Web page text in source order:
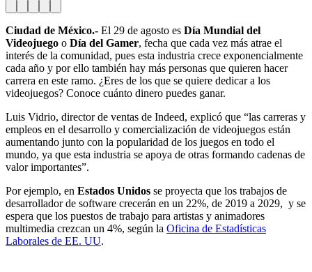
Ciudad de México.- El 29 de agosto es Día Mundial del
Videojuego o Día del Gamer, fecha que cada vez más atrae el
interés de la comunidad, pues esta industria crece exponencialmente
cada año y por ello también hay más personas que quieren hacer
carrera en este ramo. ¿Eres de los que se quiere dedicar a los
videojuegos? Conoce cuánto dinero puedes ganar.
Luis Vidrio, director de ventas de Indeed, explicó que “las carreras y
empleos en el desarrollo y comercialización de videojuegos están
aumentando junto con la popularidad de los juegos en todo el
mundo, ya que esta industria se apoya de otras formando cadenas de
valor importantes”.
Por ejemplo, en Estados Unidos se proyecta que los trabajos de
desarrollador de software crecerán en un 22%, de 2019 a 2029, y se
espera que los puestos de trabajo para artistas y animadores
multimedia crezcan un 4%, según la Oficina de Estadísticas
Laborales de EE. UU.